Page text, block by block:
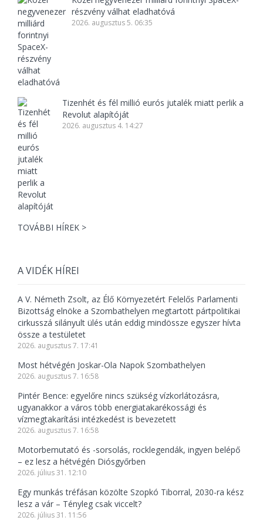
részvény válhat eladhatóvá
2026. augusztus 5. 06:35
Tizenhét és fél millió eurós jutalék miatt perlik a
Revolut alapítóját
2026. augusztus 4. 14:27
TOVÁBBI HÍREK >
A VIDÉK HÍREI
A V. Németh Zsolt, az Élő Környezetért Felelős Parlamenti
Bizottság elnöke a Szombathelyen megtartott pártpolitikai
cirkusszá silányult ülés után eddig mindössze egyszer hívta
össze a testületet
2026. augusztus 7. 17:41
Most hétvégén Joskar-Ola Napok Szombathelyen
2026. augusztus 7. 16:58
Pintér Bence: egyelőre nincs szükség vízkorlátozásra,
ugyanakkor a város több energiatakarékossági és
vízmegtakarítási intézkedést is bevezetett
2026. augusztus 7. 16:58
Motorbemutató és -sorsolás, rocklegendák, ingyen belépő
– ez lesz a hétvégén Diósgyőrben
2026. július 31. 12:10
Egy munkás tréfásan közölte Szopkó Tiborral, 2030-ra kész
lesz a vár – Tényleg csak viccelt?
2026. július 31. 11:56